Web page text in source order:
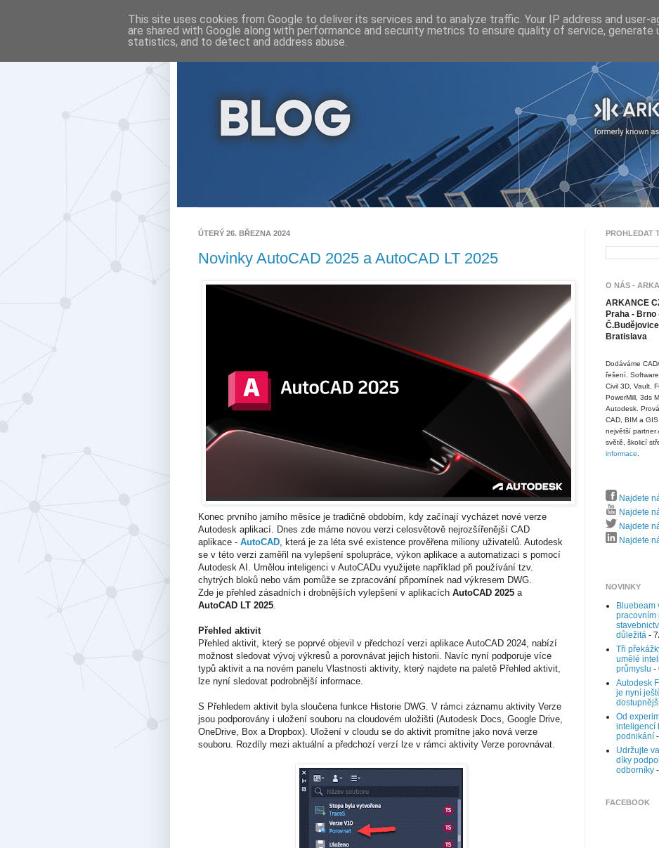
ÚTERÝ 26. BŘEZNA 2024
Novinky AutoCAD 2025 a AutoCAD LT 2025
Konec prvního jarního měsíce je tradičně obdobím, kdy začínají vycházet nové verze
Autodesk aplikací. Dnes zde máme novou verzi celosvětově nejrozšířenější CAD
aplikace - AutoCAD, která je za léta své existence prověřena miliony uživatelů. Autodesk
se v této verzi zaměřil na vylepšení spolupráce, výkon aplikace a automatizaci s pomocí
Autodesk AI. Umělou inteligenci v AutoCADu využijete například při používání tzv.
chytrých bloků nebo vám pomůže se zpracování připomínek nad výkresem DWG.
Zde je přehled zásadních i drobnějších vylepšení v aplikacích AutoCAD 2025 a
AutoCAD LT 2025.
Přehled aktivit
Přehled aktivit, který se poprvé objevil v předchozí verzi aplikace AutoCAD 2024, nabízí
možnost sledovat vývoj výkresů a porovnávat jejich historii. Navíc nyní podporuje více
typů aktivit a na novém panelu Vlastnosti aktivity, který najdete na paletě Přehled aktivit,
lze nyní sledovat podrobnější informace.
S Přehledem aktivit byla sloučena funkce Historie DWG. V rámci záznamu aktivity Verze
jsou podporovány i uložení souboru na cloudovém uložišti (Autodesk Docs, Google Drive,
OneDrive, Box a Dropbox). Uložení v cloudu se do aktivit promítne jako nová verze
souboru. Rozdíly mezi aktuální a předchozí verzí lze v rámci aktivity Verze porovnávat.
PROHLEDAT
O NÁS -
ARKANCE
Praha -
Bratislava
Dodáváme
řešení.
Civil 3D, Vault,
PowerMill, 3ds
Autodesk.
CAD, BIM a
největší partner
světě, školicí
informace
Najdete
Najdete
Najdete
Najdete
NOVINKY
Bluebeam
pracovním
důležitá -
Tři
umělé
průmyslu -
Autodesk
je nyní
Od
inteligencí
podnikání
Udržujte
díky
odborníky
FACEBOOK
This site uses cookies from Google to deliver its services and to analyze traffic. Your IP address and user-
are shared with Google along with performance and security metrics to ensure quality of service, generate
statistics, and to detect and address abuse.